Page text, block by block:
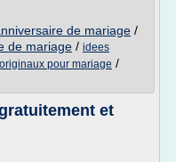
de mariage /
de mariage / idees
pour mariage /
et